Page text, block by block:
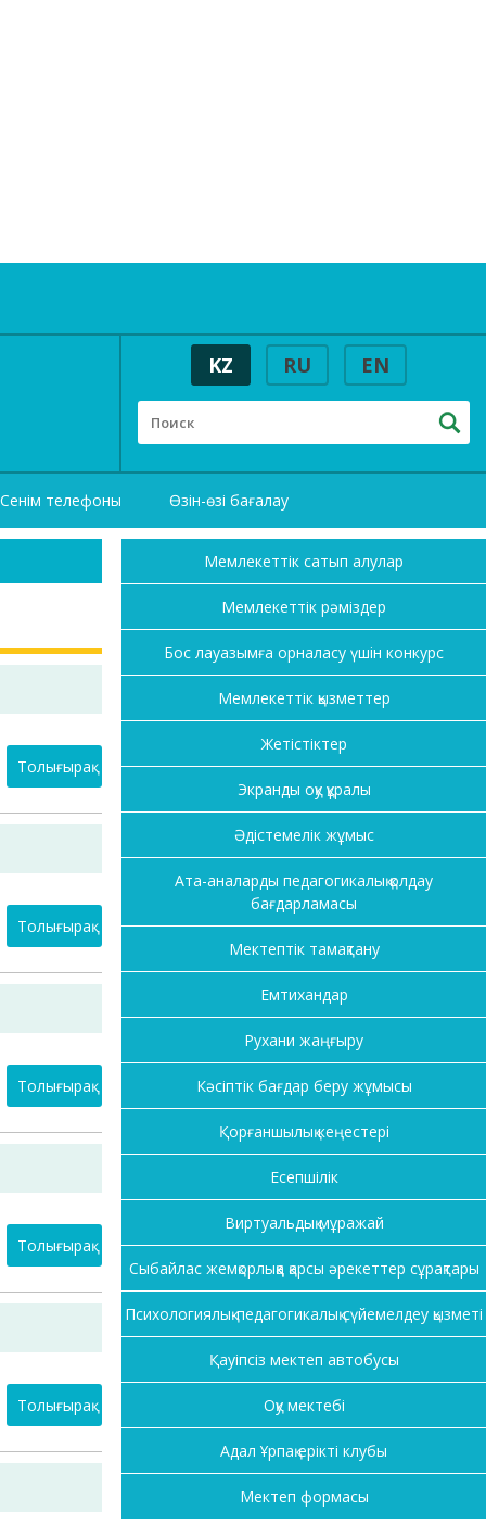
KZ RU EN
Сенім телефоны Өзін-өзі бағалау
Толығырақ
Толығырақ
Толығырақ
Толығырақ
Толығырақ
Мемлекеттік сатып алулар
Мемлекеттік рәміздер
Бос лауазымға орналасу үшін конкурс
Мемлекеттік қызметтер
Жетістіктер
Экранды оқу құралы
Әдістемелік жұмыс
Ата-аналарды педагогикалық қолдау
бағдарламасы
Мектептік тамақтану
Емтихандар
Рухани жаңғыру
Кәсіптік бағдар беру жұмысы
Қорғаншылық кеңестері
Есепшілік
Виртуальдық мұражай
Сыбайлас жемқорлыққа қарсы әрекеттер сұрақтары
Психологиялық-педагогикалық сүйемелдеу қызметі
Қауіпсіз мектеп автобусы
Оқу мектебі
Адал Ұрпақ ерікті клубы
Мектеп формасы